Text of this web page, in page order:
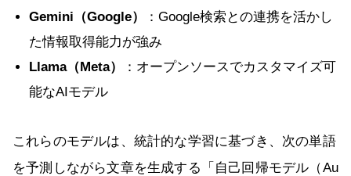
Gemini（Google）
：Google検索との連携を活かし
た情報取得能力が強み
Llama（Meta）
：オープンソースでカスタマイズ可
能なAIモデル
これらのモデルは、統計的な学習に基づき、次の単語
を予測しながら文章を生成する「自己回帰モデル（Au